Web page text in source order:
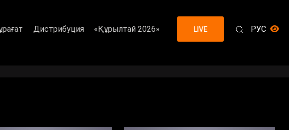
Дистрибуция «Құрылтай 2026» LIVE РУС